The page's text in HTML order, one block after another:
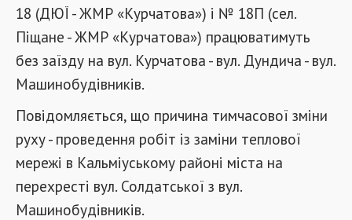
18 (ДЮЇ - ЖМР «Курчатова») і № 18П (сел.
Піщане - ЖМР «Курчатова») працюватимуть
без заїзду на вул. Курчатова - вул. Дундича - вул.
Машинобудівників.
Повідомляється, що причина тимчасової зміни
руху - проведення робіт із заміни теплової
мережі в Кальміуському районі міста на
перехресті вул. Солдатської з вул.
Машинобудівників.